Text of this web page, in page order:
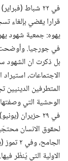
في ٢٢ شباط (‏فبراير)‏ ٢٠٠١،‏ اصدرت المحكمة العليا في تْبيليسي،‏
قرارا يقضي بإلغاء
يهوه:‏ جمعية شهود
في جورجيا.‏ وأوضحت
بل ذكرت ان الشهود
الاجتماعات،‏
المتطرفين الدينيين
الوحشية التي
لحقوق الانسان